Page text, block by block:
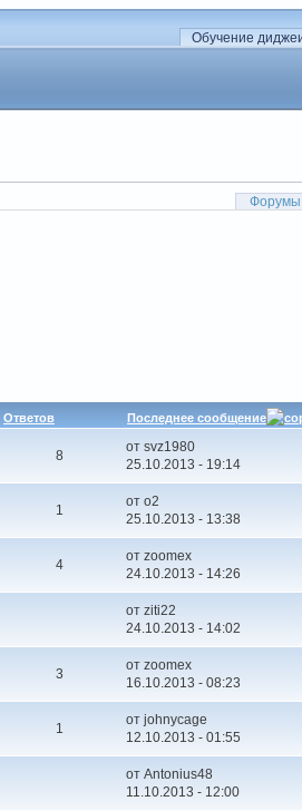
Обучение
Форумы
Ответов Последнее сообщение
8
от svz1980
25.10.2013 - 19:14
1
от о2
25.10.2013 - 13:38
4
от zoomex
24.10.2013 - 14:26
от ziti22
24.10.2013 - 14:02
3
от zoomex
16.10.2013 - 08:23
1
от johnycage
12.10.2013 - 01:55
от Antonius48
11.10.2013 - 12:00